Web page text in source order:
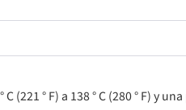
° F) a 138 ° C (280 ° F) y